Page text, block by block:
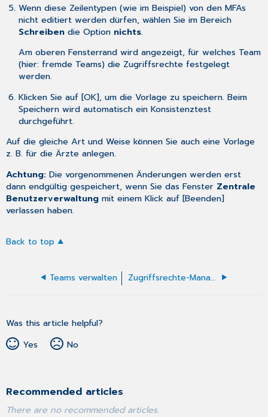
Wenn diese Zeilentypen (wie im Beispiel) von den MFAs
nicht editiert werden dürfen, wählen Sie im Bereich
Schreibendie Option nichts.
Am oberen Fensterrand wird angezeigt, für welches Team
(hier: fremde Teams) die Zugriffsrechte festgelegt
werden.
Klicken Sie auf [OK], um die Vorlage zu speichern. Beim
Speichern wird automatisch ein Konsistenztest
durchgeführt.
Auf die gleiche Art und Weise können Sie auch eine Vorlage
z. B. für die Ärzte anlegen.
Achtung:Die vorgenommenen Änderungen werden erst
dann endgültig gespeichert, wenn Sie das Fenster Zentrale
Benutzerverwaltung mit einem Klick auf [Beenden]
verlassen haben.
Back to top
Teams verwalten Zugriffsrechte-Manager
Was this article helpful?
Yes
No
Recommended articles
There are no recommended articles.